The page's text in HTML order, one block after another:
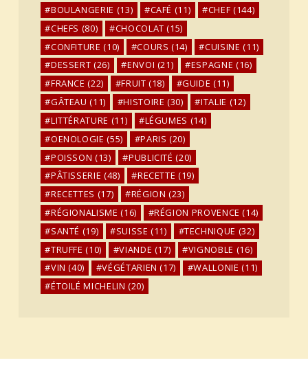
BOULANGERIE (13) CAFÉ (11) CHEF (144)
CHEFS (80) CHOCOLAT (15)
CONFITURE (10) COURS (14) CUISINE (11)
DESSERT (26) ENVOI (21) ESPAGNE (16)
FRANCE (22) FRUIT (18) GUIDE (11)
GÂTEAU (11) HISTOIRE (30) ITALIE (12)
LITTÉRATURE (11) LÉGUMES (14)
OENOLOGIE (55) PARIS (20)
POISSON (13) PUBLICITÉ (20)
PÂTISSERIE (48) RECETTE (19)
RECETTES (17) RÉGION (23)
RÉGIONALISME (16) RÉGION PROVENCE (14)
SANTÉ (19) SUISSE (11) TECHNIQUE (32)
TRUFFE (10) VIANDE (17) VIGNOBLE (16)
VIN (40) VÉGÉTARIEN (17) WALLONIE (11)
ÉTOILÉ MICHELIN (20)